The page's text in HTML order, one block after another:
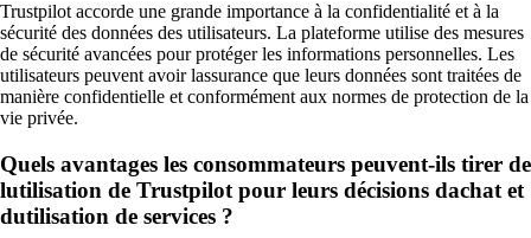
Trustpilot accorde une grande importance à la confidentialité et à la
sécurité des données des utilisateurs. La plateforme utilise des mesures
de sécurité avancées pour protéger les informations personnelles. Les
utilisateurs peuvent avoir lassurance que leurs données sont traitées de
manière confidentielle et conformément aux normes de protection de la
vie privée.
Quels avantages les consommateurs peuvent-ils tirer de
lutilisation de Trustpilot pour leurs décisions dachat et
dutilisation de services ?